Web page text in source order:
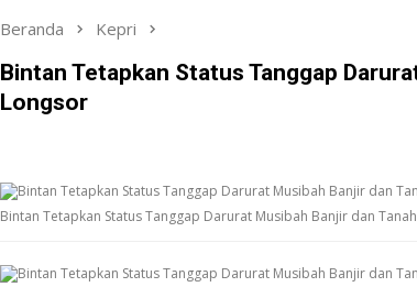
Beranda Kepri
Bintan Tetapkan Status Tanggap
Longsor
Bintan Tetapkan Status Tanggap Darurat Musibah Banjir dan